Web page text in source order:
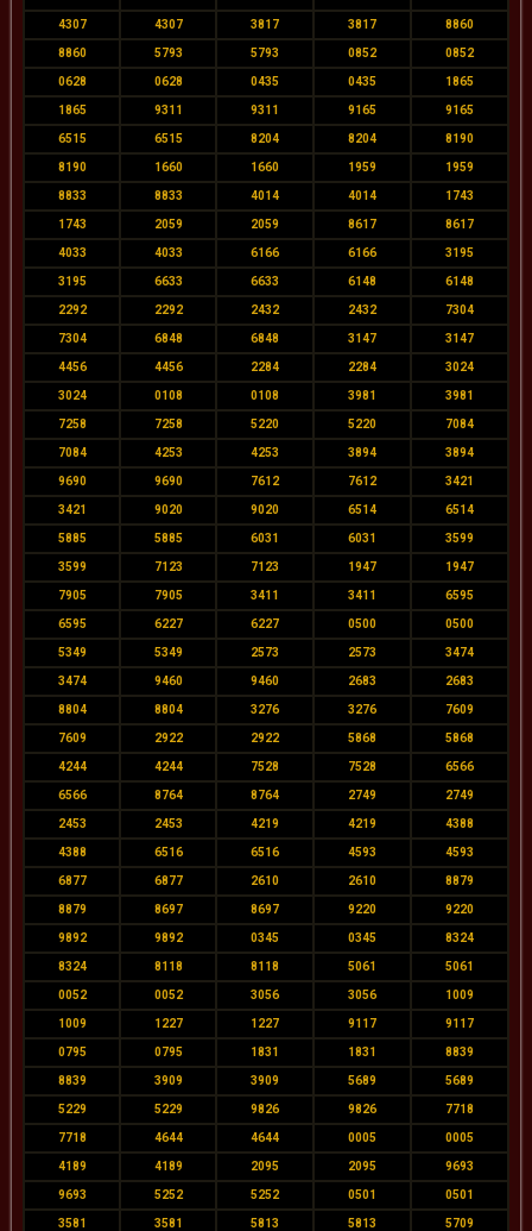
4307 4307 3817 3817 8860
8860 5793 5793 0852 0852
0628 0628 0435 0435 1865
1865 9311 9311 9165 9165
6515 6515 8204 8204 8190
8190 1660 1660 1959 1959
8833 8833 4014 4014 1743
1743 2059 2059 8617 8617
4033 4033 6166 6166 3195
3195 6633 6633 6148 6148
2292 2292 2432 2432 7304
7304 6848 6848 3147 3147
4456 4456 2284 2284 3024
3024 0108 0108 3981 3981
7258 7258 5220 5220 7084
7084 4253 4253 3894 3894
9690 9690 7612 7612 3421
3421 9020 9020 6514 6514
5885 5885 6031 6031 3599
3599 7123 7123 1947 1947
7905 7905 3411 3411 6595
6595 6227 6227 0500 0500
5349 5349 2573 2573 3474
3474 9460 9460 2683 2683
8804 8804 3276 3276 7609
7609 2922 2922 5868 5868
4244 4244 7528 7528 6566
6566 8764 8764 2749 2749
2453 2453 4219 4219 4388
4388 6516 6516 4593 4593
6877 6877 2610 2610 8879
8879 8697 8697 9220 9220
9892 9892 0345 0345 8324
8324 8118 8118 5061 5061
0052 0052 3056 3056 1009
1009 1227 1227 9117 9117
0795 0795 1831 1831 8839
8839 3909 3909 5689 5689
5229 5229 9826 9826 7718
7718 4644 4644 0005 0005
4189 4189 2095 2095 9693
9693 5252 5252 0501 0501
3581 3581 5813 5813 5709